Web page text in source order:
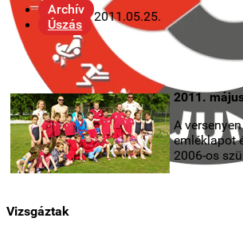
Archív
Úszás
2011.05.25.
2011.
A
emléklapot
2006-os
Vizsgáztak